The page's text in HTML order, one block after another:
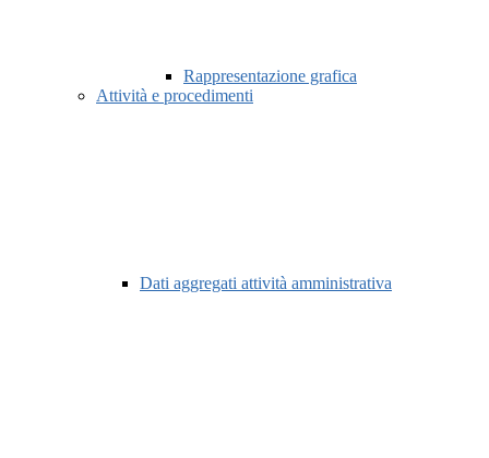
Rappresentazione grafica
Attività e procedimenti
Dati aggregati attività amministrativa